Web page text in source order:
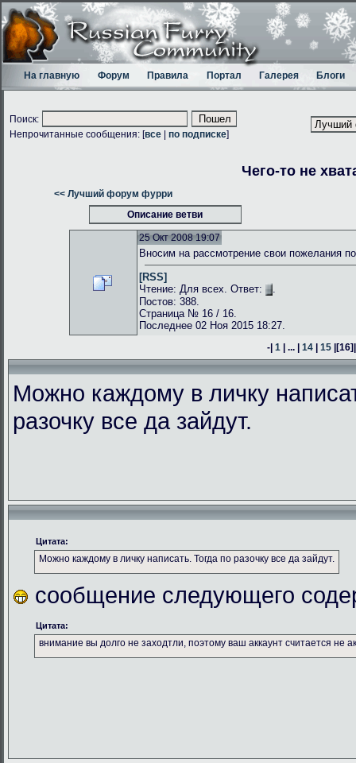
На главную Форум Правила Портал Галерея Блоги
Поиск:
Непрочитанные сообщения: [все по подписке]
Чего-то не
<< Лучший форум фурри
Описание ветви
25 Окт 2008 19:07
Вносим на рассмотрение свои пожелания
[RSS]
Чтение: Для всех. Ответ:
.
Постов: 388.
Страница № 16 / 16.
Последнее 02 Ноя 2015 18:27.
-| 1 | ... | 14 | 15 |[16]
Можно каждому в личку
разочку все да зайдут.
Цитата:
Можно каждому в личку написать. Тогда по разочку все да зайдут.
сообщение следующего
Цитата:
внимание вы долго не заходтли, поэтому ваш аккаунт считается не